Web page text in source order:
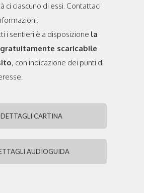
ci ciascuno di essi. Contattaci
i sentieri è a disposizione la
gratuitamente scaricabile
, con indicazione dei punti di
DETTAGLI CARTINA
AUDIOGUIDA